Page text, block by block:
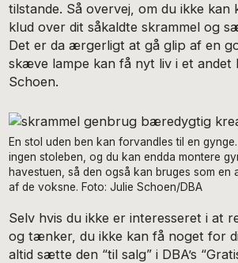
tilstande. Så overvej, om du ikke kan
klud over dit såkaldte skrammel og
Det er da ærgerligt at gå glip af en
skæve lampe kan få nyt liv i et andet
Schoen.
En stol uden ben kan forvandles til en
ingen stoleben, og du kan endda montere
havestuen, så den også kan bruges som en
af de voksne. Foto: Julie Schoen/DBA
Selv hvis du ikke er interesseret i at
og tænker, du ikke kan få noget for
altid sætte den “til salg” i DBA’s